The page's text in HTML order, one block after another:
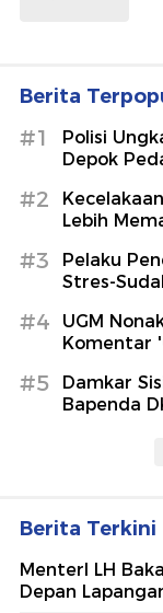
Berita
#1
Polisi
Depok
#2
Lebih
#3
Pelaku
Stres-
#4
UGM
Komentar
#5
Damkar
Bapenda
Berita Terkini
MenterI LH
Depan